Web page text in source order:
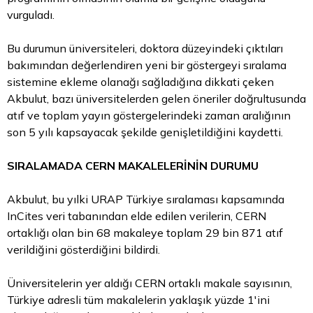
vurguladı.
Bu durumun üniversiteleri, doktora düzeyindeki çıktıları
bakımından değerlendiren yeni bir göstergeyi sıralama
sistemine ekleme olanağı sağladığına dikkati çeken
Akbulut, bazı üniversitelerden gelen öneriler doğrultusunda
atıf ve toplam yayın göstergelerindeki zaman aralığının
son 5 yılı kapsayacak şekilde genişletildiğini kaydetti.
SIRALAMADA CERN MAKALELERİNİN DURUMU
Akbulut, bu yılki URAP Türkiye sıralaması kapsamında
InCites veri tabanından elde edilen verilerin, CERN
ortaklığı olan bin 68 makaleye toplam 29 bin 871 atıf
verildiğini gösterdiğini bildirdi.
Üniversitelerin yer aldığı CERN ortaklı makale sayısının,
Türkiye adresli tüm makalelerin yaklaşık yüzde 1'ini